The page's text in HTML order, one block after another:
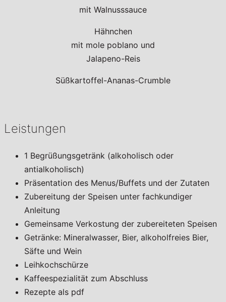
mit Walnusssauce
Hähnchen
mit mole poblano und
Jalapeno-Reis
Süßkartoffel-Ananas-Crumble
Leistungen
1 Begrüßungsgetränk (alkoholisch oder
antialkoholisch)
Präsentation des Menus/Buffets und der Zutaten
Zubereitung der Speisen unter fachkundiger
Anleitung
Gemeinsame Verkostung der zubereiteten Speisen
Getränke: Mineralwasser, Bier, alkoholfreies Bier,
Säfte und Wein
Leihkochschürze
Kaffeespezialität zum Abschluss
Rezepte als pdf